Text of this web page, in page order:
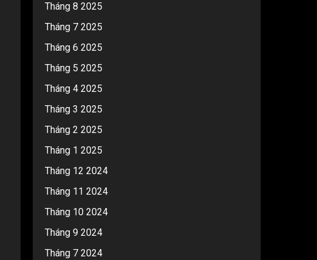
Tháng 8 2025
Tháng 7 2025
Tháng 6 2025
Tháng 5 2025
Tháng 4 2025
Tháng 3 2025
Tháng 2 2025
Tháng 1 2025
Tháng 12 2024
Tháng 11 2024
Tháng 10 2024
Tháng 9 2024
Tháng 7 2024